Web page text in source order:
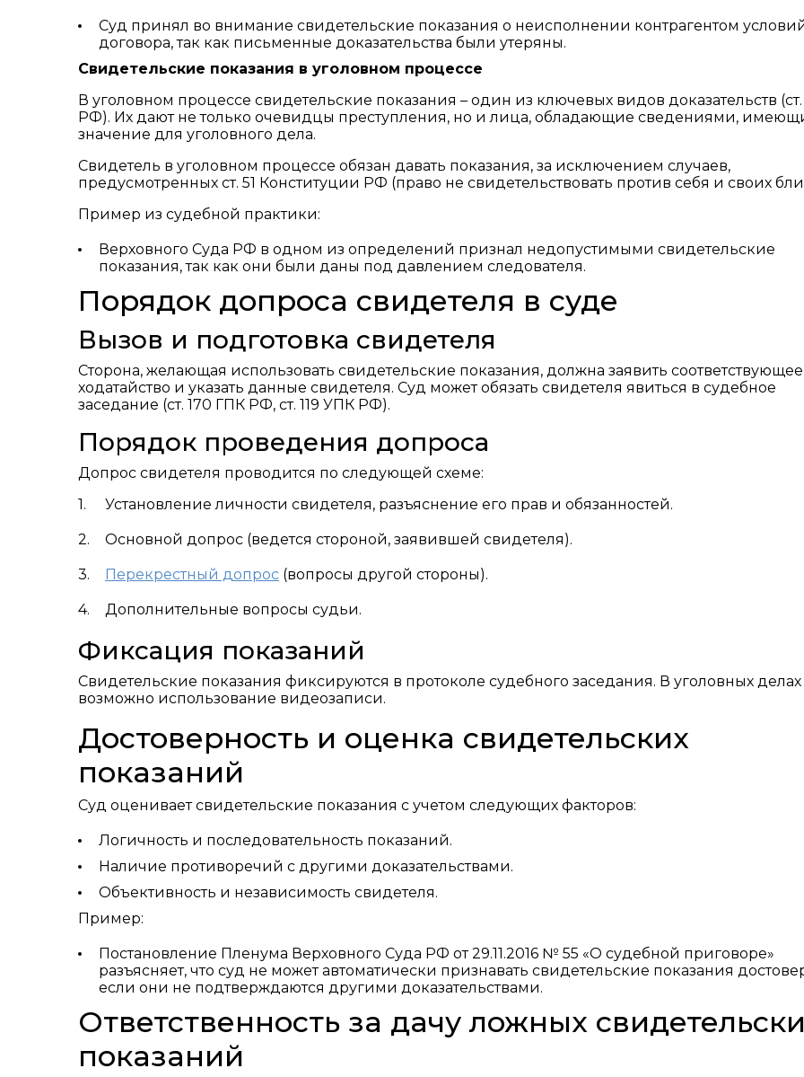
Суд принял во внимание свидетельские показания о неисполнении контрагентом
договора, так как письменные доказательства были утеряны.
Свидетельские показания в уголовном процессе
В уголовном процессе свидетельские показания – один из ключевых видов доказательств
РФ). Их дают не только очевидцы преступления, но и лица, обладающие сведениями,
значение для уголовного дела.
Свидетель в уголовном процессе обязан давать показания, за исключением случаев,
предусмотренных ст. 51 Конституции РФ (право не свидетельствовать против себя и своих
Пример из судебной практики:
Верховного Суда РФ в одном из определений признал недопустимыми свидетельские
показания, так как они были даны под давлением следователя.
Порядок допроса свидетеля в суде
Вызов и подготовка свидетеля
Сторона, желающая использовать свидетельские показания, должна заявить соответствующее
ходатайство и указать данные свидетеля. Суд может обязать свидетеля явиться в судебное
заседание (ст. 170 ГПК РФ, ст. 119 УПК РФ).
Порядок проведения допроса
Допрос свидетеля проводится по следующей схеме:
Установление личности свидетеля, разъяснение его прав и обязанностей.
Основной допрос (ведется стороной, заявившей свидетеля).
Перекрестный допрос (вопросы другой стороны).
Дополнительные вопросы судьи.
Фиксация показаний
Свидетельские показания фиксируются в протоколе судебного заседания. В уголовных делах
возможно использование видеозаписи.
Достоверность и оценка свидетельских
показаний
Суд оценивает свидетельские показания с учетом следующих факторов:
Логичность и последовательность показаний.
Наличие противоречий с другими доказательствами.
Объективность и независимость свидетеля.
Пример:
Постановление Пленума Верховного Суда РФ от 29.11.2016 № 55 «О судебной приговоре»
разъясняет, что суд не может автоматически признавать свидетельские показания
если они не подтверждаются другими доказательствами.
Ответственность за дачу ложных
показаний